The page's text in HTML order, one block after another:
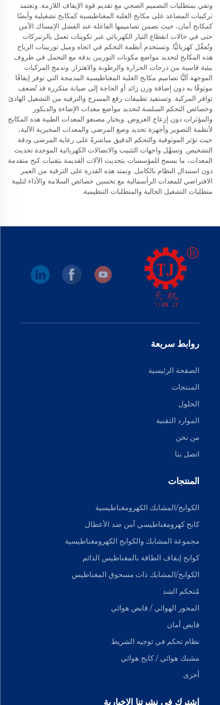
وتفي بمتطلبات التصميم الصحي مع تقديم قوة الإيقاف اللازمة. وتعتمد
تركيبات المصاعد على مكابح العلبة المغناطيسية كمكابح تشغيلية وأيضًا
كمكابح أمان، حيث تضمن تصاميمها الفاعلة عند الفشل الإمساك الآمن
حتى في حالات انقطاع التيار الكهربائي عبر تكوينات تعمل بالزنبركات
وتُفعَّل كهربائيًّا. وتستخدم أنظمة التحكم في اتجاه وميل توربينات الرياح
هذه المكابح لتحديد مواضع مكونات التوربين بدقة مع التحمل في ظروف
بيئية قاسية من درجات الحرارة والرطوبة والاهتزاز. وتدمج المركبات
الموجهة آليًّا تصاميم مكابح العلبة المغناطيسية المدمجة التي توفر إيقافًا
موثوقًا به دون إضافة وزن زائد أو الحاجة إلى صيانة متكررة قد تُضعف
توافر المركبة. وتستفيد تطبيقات رفع المسرح والترفيه من التشغيل الهادئ
وخصائص التحكم السلسة لتحديد مواضع معدات الإضاءة والديكور
والمؤثرات دون إزعاج العروض. ويختار مصنعو المعدات الطبية هذه المكابح
لأنظمة التصوير وأجهزة تحديد وضع المرضى والمعدات المخبرية الآلية،
حيث تؤثر الموثوقية والتحكم الدقيق مباشرةً على رعاية المرضى ودقة
التشخيص. وتسهِّل واجهات التثبيت والاتصالات الكهربائية الموحدة تحديث
المعدات، ما يسمح للمؤسسات بتحديث الآلات القديمة بتقنيات كبح متقدمة
دون استبدال النظام بالكامل. وتمتد هذه القدرة على الترقية من العمر
الافتراضي للمعدات الرأسمالية مع تحسين خصائص السلامة والأداء لتلبية
متطلبات التشغيل الحالية والمتطلبات التنظيمية.
روابط سريعة
الصفحة الرئيسية
المنتجات
الحلول
الموارد التقنية
من نحن
اتصل بنا
المنتجات
الكوابح/المشابك الكهرومغناطيسية
كابح كهرومغناطيسي آمن ضد الأعطال
مجموعة المشابك والكوابح الكهرومغناطيسية
كوابح إيقاف الطاقة بالمغناطيس الدائم
الكوابح/المشابك ذات مسحوق المغناطيس
مُتحكم الشد
المحور الهوائي / قابض هوائي
قابض أمان
نظام تحكم في توجيه الشريط
مشبك هوائي / كابح هوائي
أخرى
اشترك في نشرتنا الإخبارية